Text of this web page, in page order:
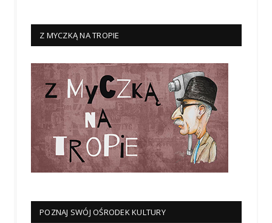
Z MYCZKĄ NA TROPIE
POZNAJ SWÓJ OŚRODEK KULTURY